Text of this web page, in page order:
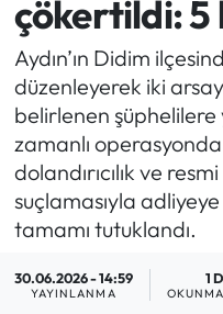
çökertildi: 5
Aydın’ın Didim
düzenleyerek iki
belirlenen şüphelilere
zamanlı
dolandırıcılık ve
suçlamasıyla
tamamı tutuklandı.
30.06.2026 - 14:59
YAYINLANMA
1
GÜNCEL
GÜNDEM
MAGAZİN
SAĞLIK
SİYASET
SPOR
Son Dakika
Haber Arşivi